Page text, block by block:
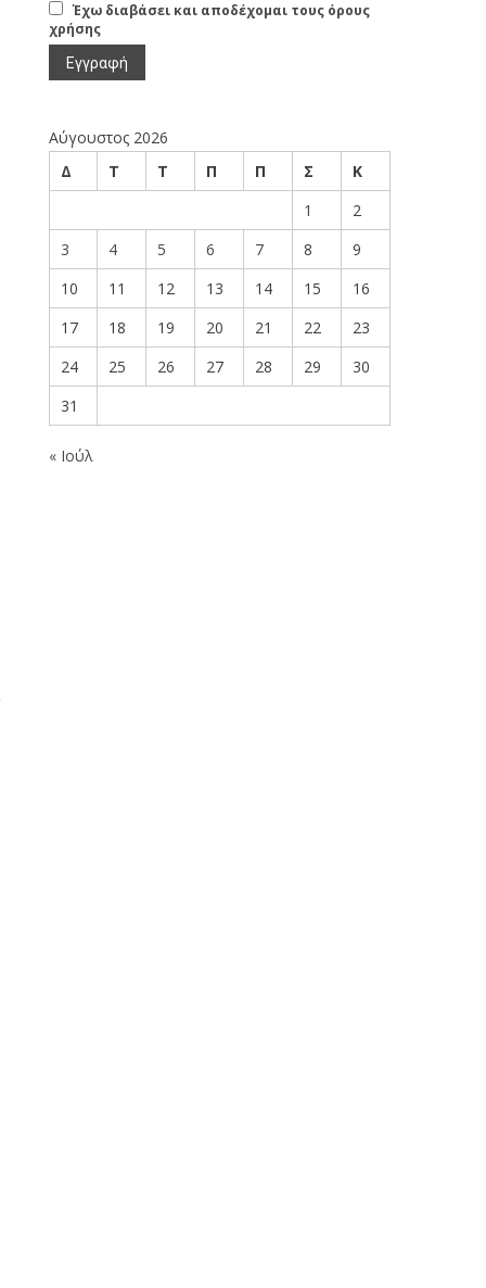
Έχω διαβάσει και αποδέχομαι τους όρους
χρήσης
Αύγουστος 2026
Δ
Τ Τ Π Π Σ
Κ
1
2
3
4 5 6 7 8
9
10
11 12 13 14 15
16
17
18 19 20 21 22
23
24
25 26 27 28 29
30
31
« Ιούλ